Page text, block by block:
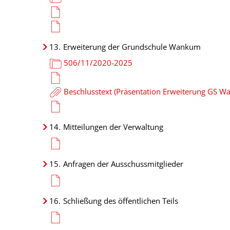
13. Erweiterung der Grundschule Wankum
506/11/2020-2025
Beschlusstext (Präsentation Erweiterung GS
14. Mitteilungen der Verwaltung
15. Anfragen der Ausschussmitglieder
16. Schließung des öffentlichen Teils